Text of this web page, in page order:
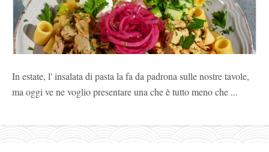
In estate, l' insalata di pasta la fa da padrona sulle nostre tavole,
ma oggi ve ne voglio presentare una che è tutto meno che ...